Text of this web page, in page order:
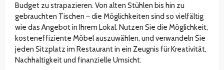
Budget zu strapazieren. Von alten Stühlen bis hin zu
gebrauchten Tischen – die Möglichkeiten sind so vielfältig
wie das Angebot in Ihrem Lokal. Nutzen Sie die Möglichkeit,
kosteneffiziente Möbel auszuwählen, und verwandeln Sie
jeden Sitzplatz im Restaurant in ein Zeugnis für Kreativität,
Nachhaltigkeit und finanzielle Umsicht.